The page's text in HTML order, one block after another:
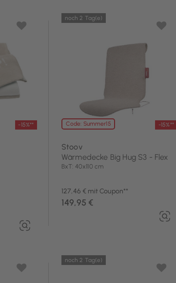
-15%** Code: Summer15 -15%**
noch 2 Tag(e)
Stoov
Wärmedecke Big Hug S3 - Flex
BxT: 40x110 cm
127,46 € mit Coupon**
149,95 €
noch 2 Tag(e)